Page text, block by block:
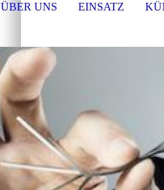
ÜBER UNS EINSATZ